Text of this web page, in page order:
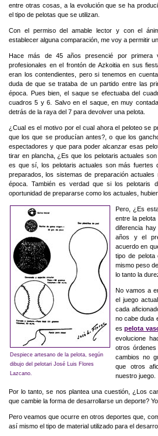
entre otras cosas, a la evolución que se ha
el tipo de pelotas que se utilizan.
Con el permiso del amable lector y con el
establecer alguna comparación, me voy a permitir
Hace más de 45 años presencié por
profesionales en el frontón de Azkoitia en sus
eran los contendientes, pero si tenemos en
duda de que se trataba de un partido entre las
época. Pues bien, el saque se efectuaba del
cuadros 5 y 6. Salvo en el saque, en muy
detrás de la raya del 7 para devolver una pelota.
¿Cual es el motivo por el cual ahora el peloteo se
que los que se producían antes?, o que los
espectadores y que para poder alcanzar esas
tirar en plancha, ¿Es que los pelotaris actuales
es que sí, los pelotaris actuales son más fuertes
preparados, los sistemas de preparación
época. También es verdad que si los pelotaris
oportunidad de prepararse como los actuales,
Despiece artesano de la pelota, según
dibujo del pelotari José Luis Flores
Lazcano.
Pero, ¿Es
entre la
diferencia
años y el
acuerdo en
tipo de pelota
mismo peso
lo tanto la
No vamos a
el juego
cada
no cabe duda
espelota
evolucione
otros
cambios no
que otros
nuestro juego.
Por lo tanto, se nos plantea una cuestión, ¿Los
que cambie la forma de desarrollarse un deporte?
Pero veamos que ocurre en otros deportes que,
así mismo el tipo de material utilizado para el